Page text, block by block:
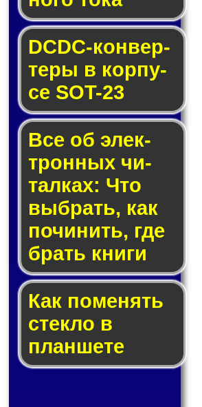
DCDC-кон­вер­
те­ры в кор­пу­
се SOT-23
Все об элек­
трон­ных чи­
тал­ках: Что
выб­рать, как
по­чи­нить, где
брать кни­ги
Как по­ме­нять
стек­ло в
планшете